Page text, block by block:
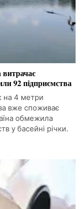
витрачає
92 підприємства
на 4 метри
вже споживає
обмежила
у басейні річки.